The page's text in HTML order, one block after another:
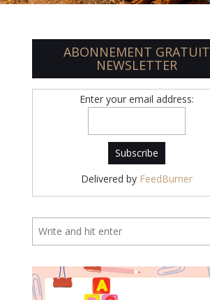
ABONNEMENT GRATUIT
NEWSLETTER
Enter your email address:
Delivered by FeedBurner